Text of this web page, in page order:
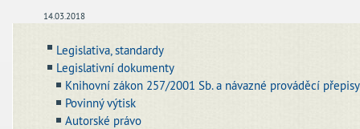
14.03.2018
Legislativa, standardy
Legislativní dokumenty
Knihovní zákon 257/2001 Sb. a návazné prováděcí přepisy
Povinný výtisk
Autorské právo